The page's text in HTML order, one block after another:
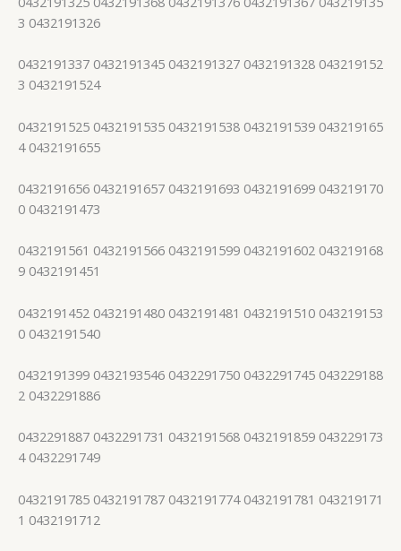
3 0432191326
0432191337 0432191345 0432191327 0432191328 043219152
3 0432191524
0432191525 0432191535 0432191538 0432191539 043219165
4 0432191655
0432191656 0432191657 0432191693 0432191699 043219170
0 0432191473
0432191561 0432191566 0432191599 0432191602 043219168
9 0432191451
0432191452 0432191480 0432191481 0432191510 043219153
0 0432191540
0432191399 0432193546 0432291750 0432291745 043229188
2 0432291886
0432291887 0432291731 0432191568 0432191859 043229173
4 0432291749
0432191785 0432191787 0432191774 0432191781 043219171
1 0432191712